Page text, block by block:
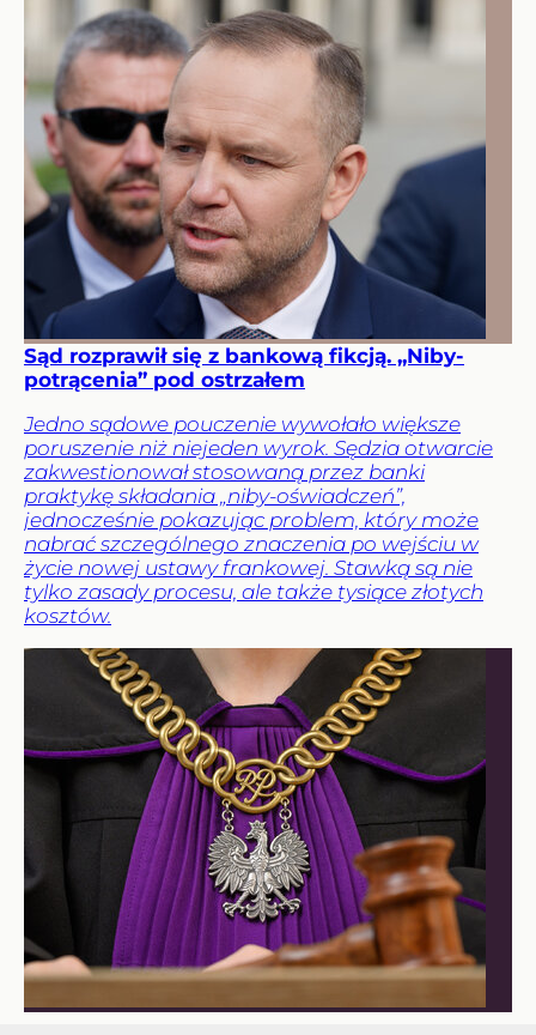
Sąd rozprawił się z bankową fikcją. „Niby-
potrącenia” pod ostrzałem
Jedno sądowe pouczenie wywołało większe
poruszenie niż niejeden wyrok. Sędzia otwarcie
zakwestionował stosowaną przez banki
praktykę składania „niby-oświadczeń”,
jednocześnie pokazując problem, który może
nabrać szczególnego znaczenia po wejściu w
życie nowej ustawy frankowej. Stawką są nie
tylko zasady procesu, ale także tysiące złotych
kosztów.